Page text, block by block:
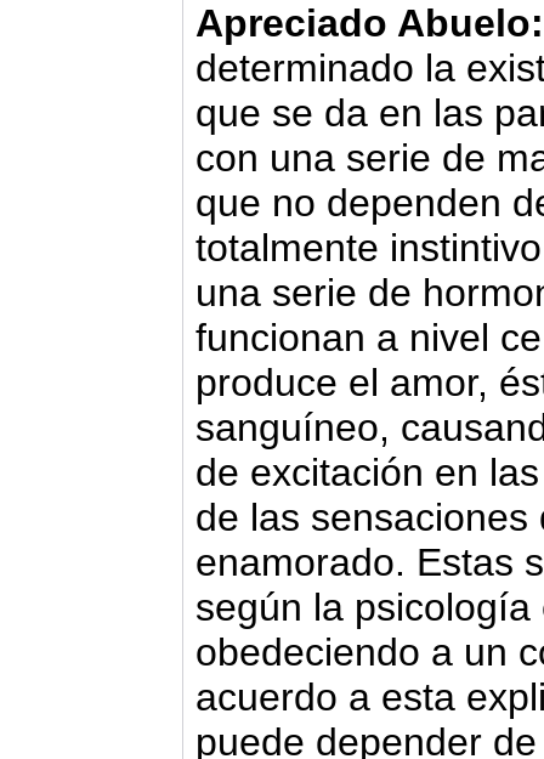
Apreciado Abuelo:
determinado la
que se da en las
con una serie de
que no dependen
totalmente
una serie de
funcionan a nivel
produce el amor,
sanguíneo,
de excitación en
de las
enamorado. Estas
según la
obedeciendo a un
acuerdo a esta
puede depender